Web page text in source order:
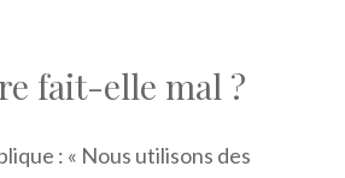
fait-elle mal ?
: « Nous utilisons des